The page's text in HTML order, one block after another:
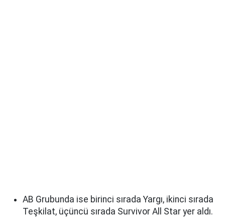
AB Grubunda ise birinci sırada Yargı, ikinci sırada
Teşkilat, üçüncü sırada Survivor All Star yer aldı.